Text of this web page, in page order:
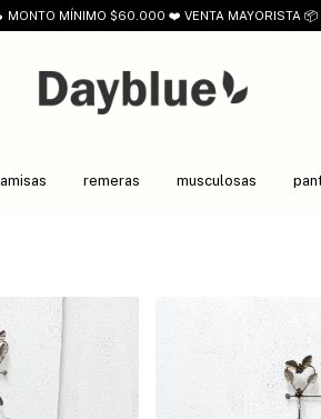
MONTO MÍNIMO $60.000 ❤️ VENTA MAYORISTA 📦
remeras musculosas